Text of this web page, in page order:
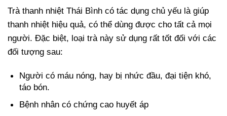
Trà thanh nhiệt Thái Bình có tác dụng chủ yếu là giúp
thanh nhiệt hiệu quả, có thể dùng được cho tất cả mọi
người. Đặc biệt, loại trà này sử dụng rất tốt đối với các
đối tượng sau:
Người có máu nóng, hay bị nhức đầu, đại tiện khó,
táo bón.
Bệnh nhân có chứng cao huyết áp